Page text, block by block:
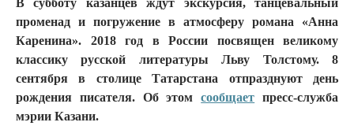
променад и погружение в атмосферу романа «Анна
Каренина». 2018 год в России посвящен великому
классику русской литературы Льву Толстому. 8
сентября в столице Татарстана отпразднуют день
рождения писателя. Об этомсообщает пресс-служба
мэрии Казани.